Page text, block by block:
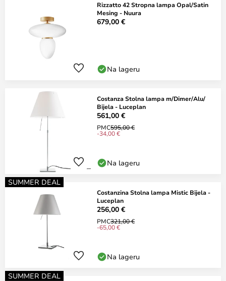
Rizzatto 42 Stropna lampa Opal/Satin
Mesing - Nuura
679,00 €
Na lageru
Costanza Stolna lampa m/Dimer/Alu/
Bijela - Luceplan
561,00 €
PMC595,00 €
-34,00 €
Na lageru
SUMMER DEAL
Costanzina Stolna lampa Mistic Bijela -
Luceplan
256,00 €
PMC321,00 €
-65,00 €
Na lageru
SUMMER DEAL